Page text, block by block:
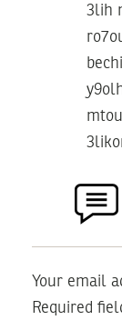
3lih
Your email
Required